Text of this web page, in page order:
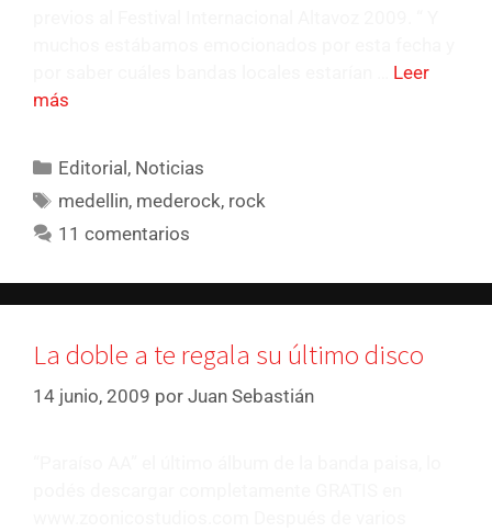
Leer
más
Editorial, Noticias
medellin, mederock, rock
11 comentarios
La doble a te regala su último disco
14 junio, 2009 por Juan Sebastián